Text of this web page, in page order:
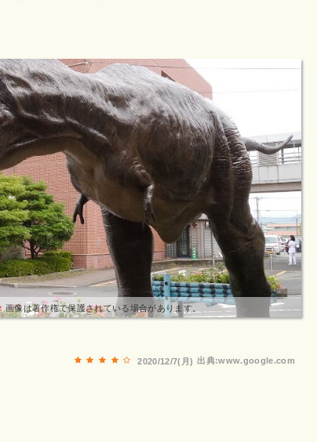
画像は著作権で保護されている場合があります。
出典:www.google.com
2020/12/7(月)